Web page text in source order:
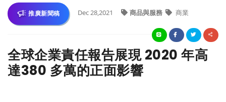
推廣新聞稿 Dec 28,2021 商品與服務 商業
全球企業責任報告展現 2020 年高
達380 多萬的正面影響